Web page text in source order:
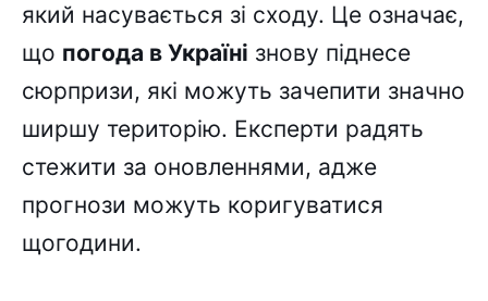
який насувається зі сходу. Це означає,
що погода в Україні знову піднесе
сюрпризи, які можуть зачепити значно
ширшу територію. Експерти радять
стежити за оновленнями, адже
прогнози можуть коригуватися
щогодини.